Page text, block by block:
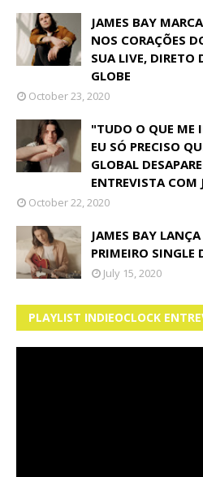
JAMES BAY
NOS CORAÇÕES
SUA LIVE, DIRETO
GLOBE
October 23, 2020
"TUDO O QUE ME
EU SÓ PRECISO
GLOBAL
ENTREVISTA COM
October 22, 2020
JAMES BAY
PRIMEIRO SINGLE
July 15, 2020
PLAYLIST INDIEOCLOCK